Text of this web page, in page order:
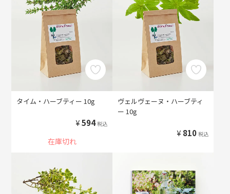
タイム・ハーブティー 10g
¥594 税込
在庫切れ
ヴェルヴェーヌ・ハーブティ
ー 10g
¥ 810 税込